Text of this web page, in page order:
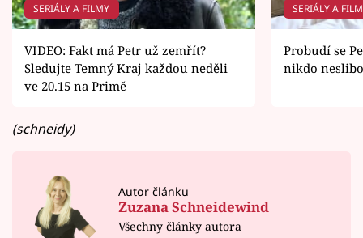
SERIÁLY A FILMY
VIDEO: Fakt má Petr už zemřít?
Sledujte Temný Kraj každou neděli
ve 20.15 na Primě
SERIÁLY A
Probudí se
nikdo
(schneidy)
Autor článku
Zuzana Schneidewind
Všechny články autora